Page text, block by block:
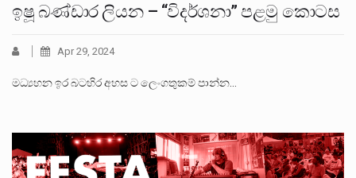
ඉෂූ බණ්ඩාර ලියන – “විදර්ශනා” පළමු කොටස
Apr 29, 2024
මධ්‍යහන ඉර බටහිර අහස ට ලෙංගතුකම් පාන්න…